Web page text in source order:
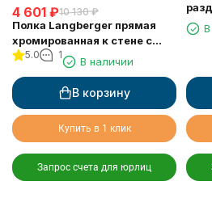
4 601 ₽10 130 ₽
Полка Langberger прямая
хромированная к стене с
двумя крючками
одноэтажная 10860M
5.0 1
В наличии
В корзину
Купить в 1 клик
Запрос счета для юрлиц